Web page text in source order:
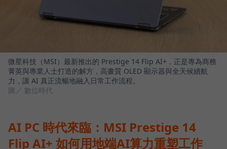
微星科技（MSI）最新推出的 Prestige 14 Flip AI+，正是專為商務
菁英與專業人士打造的解方，高畫質 OLED 顯示器與全天候續航
力，讓 AI 真正流暢地融入日常工作流程。
圖／ 數位時代
AI PC 時代來臨：MSI Prestige 14
Flip AI+ 如何用地端AI算力重塑工作